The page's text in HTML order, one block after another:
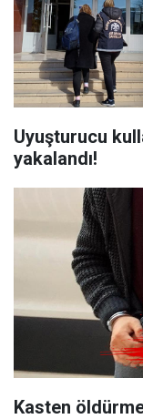
Uyuşturucu
yakalandı!
Kasten